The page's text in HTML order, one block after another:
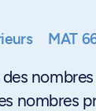
MAT
nombres